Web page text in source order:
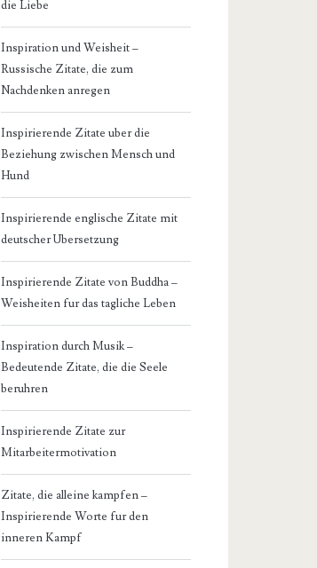
die Liebe
Inspiration und Weisheit –
Russische Zitate, die zum
Nachdenken anregen
Inspirierende Zitate uber die
Beziehung zwischen Mensch und
Hund
Inspirierende englische Zitate mit
deutscher Ubersetzung
Inspirierende Zitate von Buddha –
Weisheiten fur das tagliche Leben
Inspiration durch Musik –
Bedeutende Zitate, die die Seele
beruhren
Inspirierende Zitate zur
Mitarbeitermotivation
Zitate, die alleine kampfen –
Inspirierende Worte fur den
inneren Kampf